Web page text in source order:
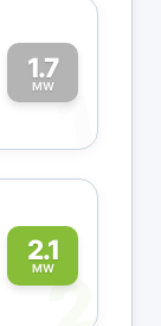
1.7
MW1
2.1
MW